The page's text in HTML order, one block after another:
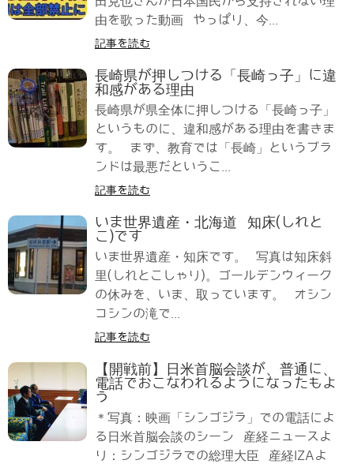
由を歌った動画 やっぱり、今...
記事を読む
長崎県が押しつける「長崎っ子」に違
和感がある理由
長崎県が県全体に押しつける「長崎っ子」
というものに、違和感がある理由を書きま
す。 まず、教育では「長崎」というブラ
ンドは最悪だというこ...
記事を読む
いま世界遺産・北海道 知床(しれと
こ)です
いま世界遺産・知床です。 写真は知床斜
里(しれとこしゃり)。ゴールデンウィーク
の休みを、いま、取っています。 オシン
コシンの滝で...
記事を読む
【開戦前】日米首脳会談が、普通に、
電話でおこなわれるようになったもよ
う
＊写真：映画「シンゴジラ」での電話によ
る日米首脳会談のシーン 産経ニュースよ
り：シンゴジラでの総理大臣 産経IZAよ